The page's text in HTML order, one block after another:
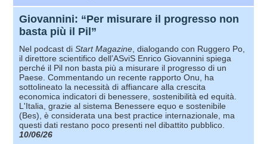
Giovannini: “Per misurare il progresso non
basta più il Pil”
Nel podcast di Start Magazine, dialogando con Ruggero Po,
il direttore scientifico dell’ASviS Enrico Giovannini spiega
perché il Pil non basta più a misurare il progresso di un
Paese. Commentando un recente rapporto Onu, ha
sottolineato la necessità di affiancare alla crescita
economica indicatori di benessere, sostenibilità ed equità.
L'Italia, grazie al sistema Benessere equo e sostenibile
(Bes), è considerata una best practice internazionale, ma
questi dati restano poco presenti nel dibattito pubblico.
10/06/26